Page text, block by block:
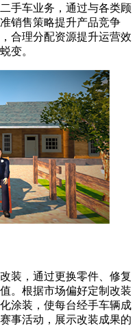
手车业务，通过与各类顾
销售策略提升产品竞争
合理分配资源提升运营效
变。
装，通过更换零件、修复
。根据市场偏好定制改装
涂装，使每台经手车辆成
事活动，展示改装成果的